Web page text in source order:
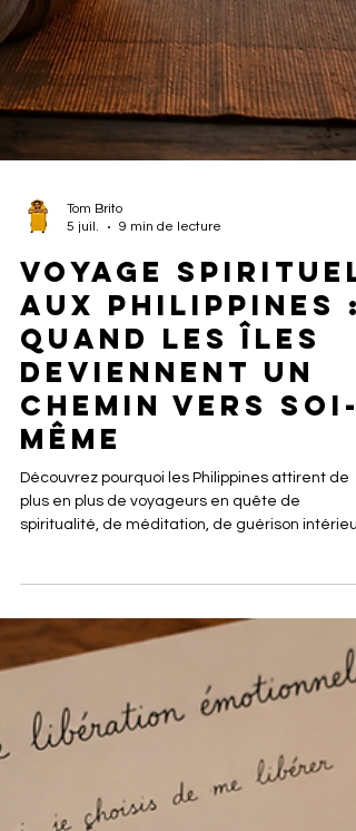
5 juil.
9 min de lecture
Voyage spirituel
aux Philippines :
quand les îles
deviennent un
chemin vers soi-
même
plus en plus de voyageurs en quête de
et de reconnexion personnelle.